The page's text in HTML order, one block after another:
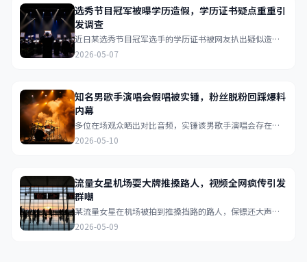
选秀节目冠军被曝学历造假，学历证书疑点重重引
发调查
近日某选秀节目冠军选手的学历证书被网友扒出疑似造
假，多个关键时间节点存在矛盾，目前已有网友向教育部
门举报...
2026-05-07
知名男歌手演唱会假唱被实锤，粉丝脱粉回踩爆料
内幕
多位在场观众晒出对比音频，实锤该男歌手演唱会存在大
量假唱对口型行为，昔日粉丝脱粉后纷纷回踩爆料更多内
幕...
2026-05-10
流量女星机场耍大牌推搡路人，视频全网疯传引发
群嘲
某流量女星在机场被拍到推搡挡路的路人，保镖还大声呵
斥普通乘客，视频在网络疯传后引发网友群嘲...
2026-05-09